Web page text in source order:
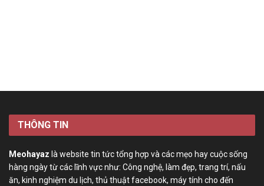
THÔNG TIN
Meohayaz là website tin tức tổng hợp và các mẹo hay cuộc sống
hàng ngày từ các lĩnh vực như: Công nghệ, làm đẹp, trang trí, nấu
ăn, kinh nghiệm du lịch, thủ thuật facebook, máy tính cho đến